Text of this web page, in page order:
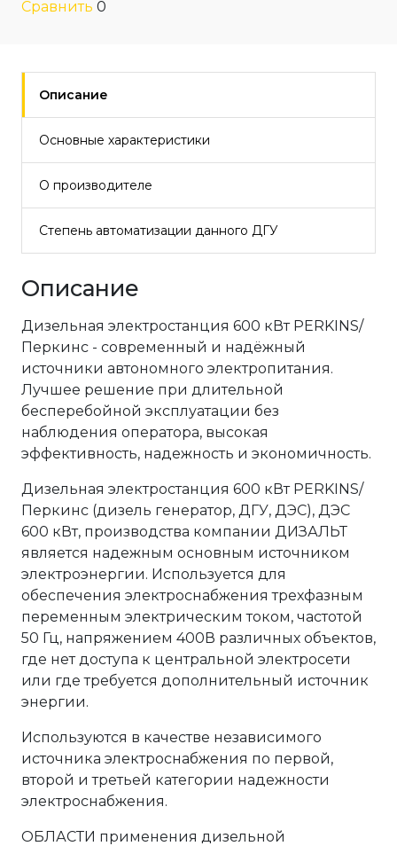
Сравнить 0
Описание
Основные характеристики
О производителе
Степень автоматизации данного ДГУ
Описание
Дизельная электростанция 600 кВт PERKINS/
Перкинс - современный и надёжный
источники автономного электропитания.
Лучшее решение при длительной
бесперебойной эксплуатации без
наблюдения оператора, высокая
эффективность, надежность и экономичность.
Дизельная электростанция 600 кВт PERKINS/
Перкинс (дизель генератор, ДГУ, ДЭС), ДЭС
600 кВт, производства компании ДИЗАЛЬТ
является надежным основным источником
электроэнергии. Используется для
обеспечения электроснабжения трехфазным
переменным электрическим током, частотой
50 Гц, напряжением 400В различных объектов,
где нет доступа к центральной электросети
или где требуется дополнительный источник
энергии.
Используются в качестве независимого
источника электроснабжения по первой,
второй и третьей категории надежности
электроснабжения.
ОБЛАСТИ применения дизельной